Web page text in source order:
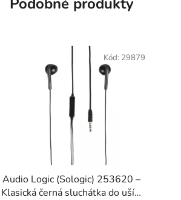
Audio Logic (Sologic) 253620 –
Klasická černá sluchátka do uší s
Kód: 29879